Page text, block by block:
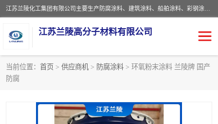
江苏兰陵化工集团有限公司主要生产防腐涂料、建筑涂料、船舶涂料、彩钢涂料、粉末涂料五大类产品，具备10 万吨年生产能力，可以提供优质精良的涂装施工服务，产品广销全国各地，大量出口亚非欧及拉美等国家。
江苏兰陵高分子材料有限公司
当前位置： 首页 > 供应商机 > 防腐涂料 > 环氧粉末涂料 兰陵牌 国产
防腐
防腐涂料
地坪涂料 内外墙涂料